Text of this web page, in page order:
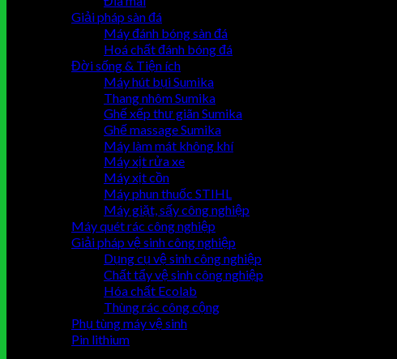
Giải pháp sàn đá
Máy đánh bóng sàn đá
Hoá chất đánh bóng đá
Đời sống & Tiện ích
Máy hút bụi Sumika
Thang nhôm Sumika
Ghế xếp thư giãn Sumika
Ghế massage Sumika
Máy làm mát không khí
Máy xịt rửa xe
Máy xịt cồn
Máy phun thuốc STIHL
Máy giặt, sấy công nghiệp
Máy quét rác công nghiệp
Giải pháp vệ sinh công nghiệp
Dụng cụ vệ sinh công nghiệp
Chất tẩy vệ sinh công nghiệp
Hóa chất Ecolab
Thùng rác công cộng
Phụ tùng máy vệ sinh
Pin lithium